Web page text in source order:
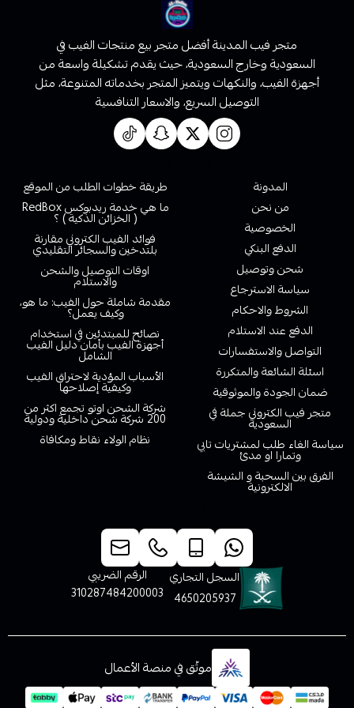
متجر فيب المدينة أفضل متجر بيع منتجات الفيب في
السعودية وخارج السعودية، حيث يقدم تشكيلة واسعة من
أجهزة الفيب، والنكهات ويتميز المتجر بخدماته المتنوعة، مثل
التوصيل السريع، والاسعار التنافسية
المدونة
من نحن
الخصوصية
الدفع البنكي
شحن وتوصيل
سياسة الاسترجاع
الشروط والاحكام
الدفع عند الاستلام
التواصل والاستفسارات
اسئلة الشائعة والمتكررة
ضمان الجودة والموثوقية
متجر فيب الكتروني جملة في
السعودية
سياسة الغاء طلب لمشتريات تابي
وتمارا او مدئ
الفرق بين السحبة و الشيشة
الالكترونية
طريقة خطوات الطلب من الموقع
ما هي خدمة ريدبوكس RedBox
( الخزائن الذكية ) ؟
فوائد الفيب الكتروني مقارنة
بلتدخين والسجائر التقليدي
اوقات التوصيل والشحن
والاستلام
مقدمة شاملة حول الفيب: ما هو،
وكيف يعمل؟
نصائح للمبتدئين في استخدام
أجهزة الفيب بأمان دليل الفيب
الشامل
الأسباب المؤدية لاحتراق الفيب
وكيفية إصلاحها
شركة الشحن اوتو تجمع اكثر من
200 شركة شحن داخلية ودولية
نظام الولاء نقاط ومكافاة
السجل التجاري
4650205937
الرقم الضريبي
310287484200003
موثّق في منصة الأعمال